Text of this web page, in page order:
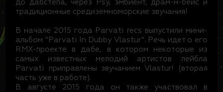
до дабстепа, через Psy, эмбиент, драм-н-бейс и
традиционные средиземноморские звучания!
В начале 2015 года Parvati recs выпустили мини-
альбом "Parvati In Dubby Vlastur". Речь идет о его
RMX-проекте в дабе, в котором некоторые из
самых известных мелодий артистов лейбла
Parvati приправлены звучанием Vlastur! (вторая
часть уже в работе).
В августе 2015 года он также участвовал в